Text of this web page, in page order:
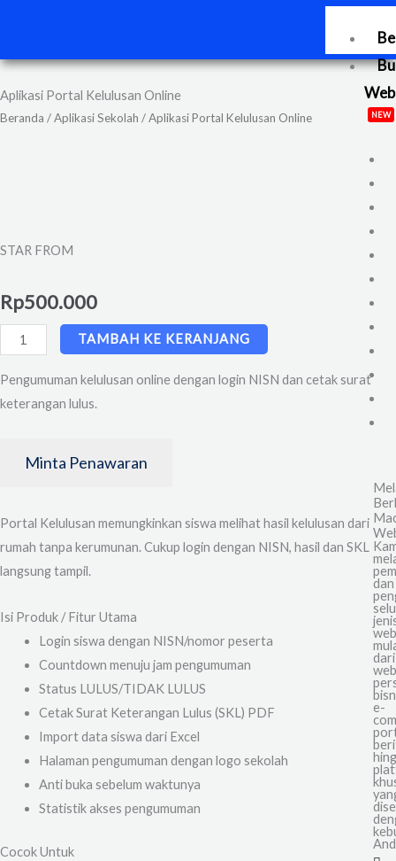
konten
Web
NEW
dan
dari
e-
Aplikasi Portal Kelulusan Online
Beranda /Aplikasi Sekolah / Aplikasi Portal Kelulusan Online
STAR FROM
Rp500.000
Kuantitas
Aplikasi
Portal
Kelulusan
TAMBAH KE KERANJANG
Pengumuman kelulusan online dengan login NISN dan cetak surat
keterangan lulus.
Minta Penawaran
Portal Kelulusan memungkinkan siswa melihat hasil kelulusan dari
rumah tanpa kerumunan. Cukup login dengan NISN, hasil dan SKL
langsung tampil.
Isi Produk / Fitur Utama
Login siswa dengan NISN/nomor peserta
Countdown menuju jam pengumuman
Status LULUS/TIDAK LULUS
Cetak Surat Keterangan Lulus (SKL) PDF
Import data siswa dari Excel
Halaman pengumuman dengan logo sekolah
Anti buka sebelum waktunya
Statistik akses pengumuman
Cocok Untuk